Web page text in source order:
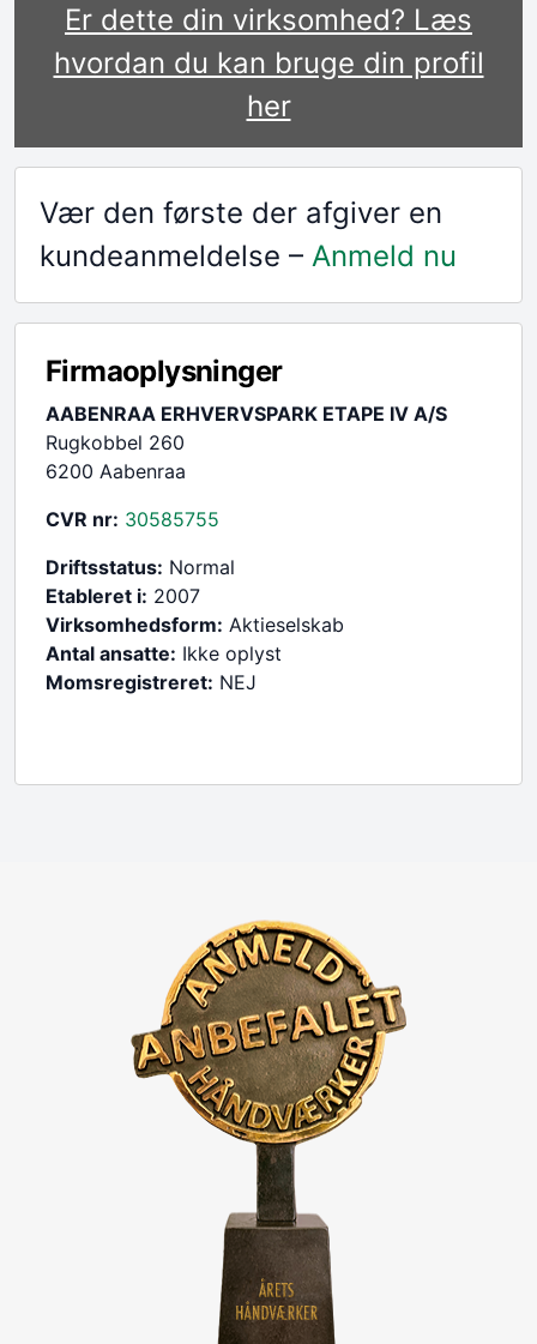
Er dette din virksomhed? Læs
hvordan du kan bruge din profil
her
Vær den første der afgiver en
kundeanmeldelse – Anmeld nu
Firmaoplysninger
AABENRAA ERHVERVSPARK ETAPE IV A/S
Rugkobbel 260
6200 Aabenraa
CVR nr: 30585755
Driftsstatus: Normal
Etableret i: 2007
Virksomhedsform: Aktieselskab
Antal ansatte: Ikke oplyst
Momsregistreret: NEJ